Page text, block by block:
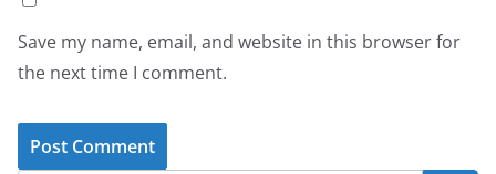
Save my name, email, and website in this browser for
the next time I comment.